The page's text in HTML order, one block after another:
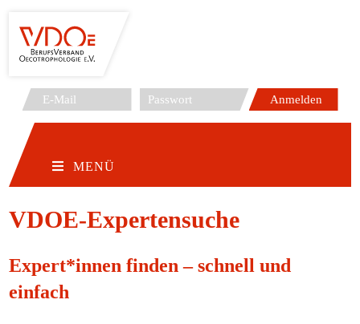
Inhalt
springen
MENÜ
VDOE-Expertensuche
Expert*innen finden – schnell und
einfach